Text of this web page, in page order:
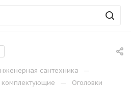
сантехника —
— Оголовки